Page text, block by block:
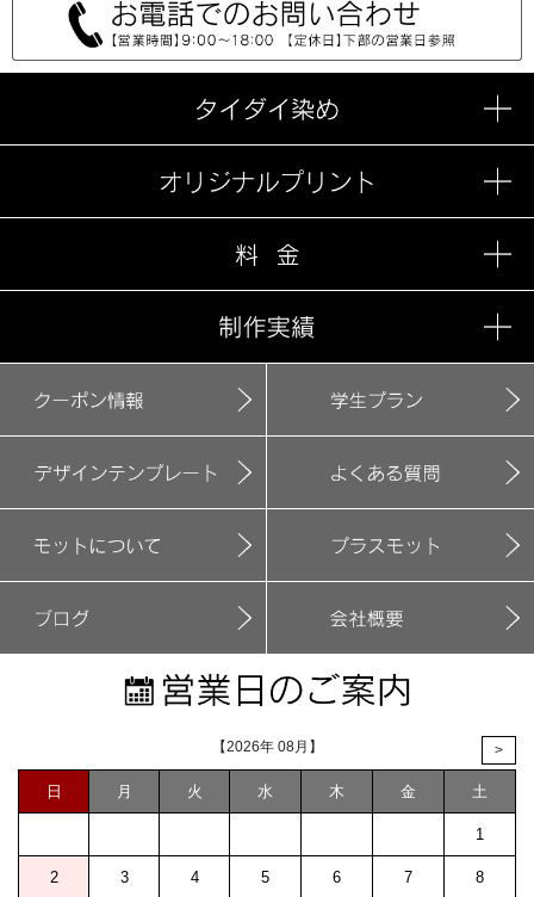
【2026年 08月】 >
日 月 火 水 木 金 土
1
2 3 4 5 6 7 8